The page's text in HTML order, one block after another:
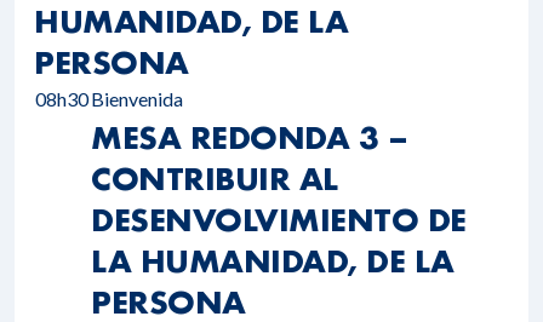
HUMANIDAD, DE LA
PERSONA
08h30Bienvenida
MESA REDONDA 3 –
CONTRIBUIR AL
DESENVOLVIMIENTO DE
LA HUMANIDAD, DE LA
PERSONA